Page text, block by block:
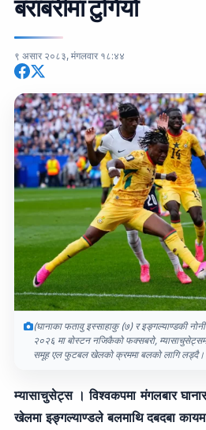
बराबरीमा टुंगियो
९ असार २०८३, मंगलवार १८:४४
(घानाका फतावु इस्साहाकु (७) र इङ्गल्याण्डकी
२०२६ मा बोस्टन नजिकैको फक्सबरो,
समूह एल फुटबल खेलको क्रममा बलको लागि लड्दै।
म्यासाचुसेट्स । विश्वकपमा मंगलबार
खेलमा इङ्गल्याण्डले बलमाथि दबदबा